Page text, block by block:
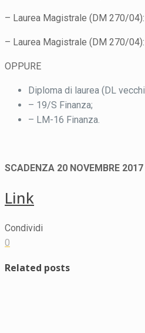
– Laurea Magistrale (DM 270/
– Laurea Magistrale (DM 270/
OPPURE
Diploma di laurea (DL
– 19/S Finanza;
– LM-16 Finanza.
SCADENZA 20 NOVEMBRE 2017
Link
Condividi
0
Related posts